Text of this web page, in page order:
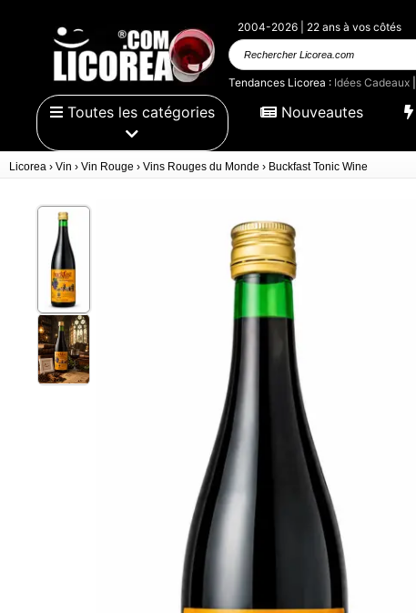
2004-2026 | 22 ans à vos côtés
Rechercher Licorea.com
Tendances Licorea : Idées Cadeaux|
Toutes les catégories Nouveautes
Licorea › Vin › Vin Rouge › Vins Rouges du Monde › Buckfast Tonic Wine